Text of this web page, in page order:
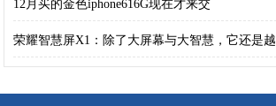
12月买的金色iphone616G现在才来交
荣耀智慧屏X1：除了大屏幕与大智慧，它还是越